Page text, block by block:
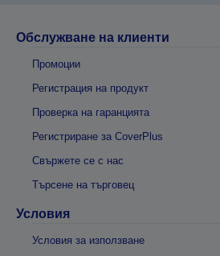
Обслужване на клиенти
Промоции
Регистрация на продукт
Проверка на гаранцията
Регистриране за CoverPlus
Свържете се с нас
Търсене на търговец
Условия
Условия за използване